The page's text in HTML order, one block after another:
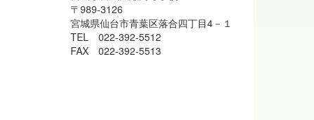
〒989-3126
宮城県仙台市青葉区落合四丁目4－１
TEL 022-392-5512
FAX 022-392-5513